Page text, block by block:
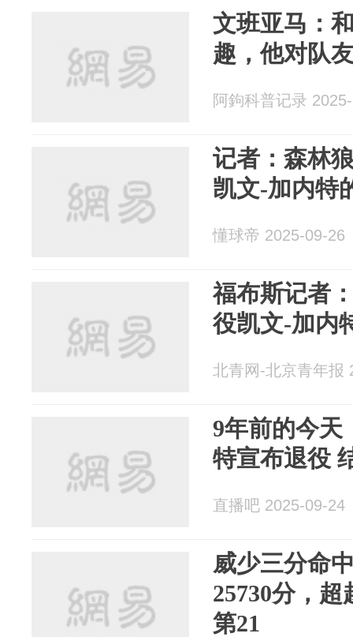
文班亚马：
趣，他对队
阿鉤科普记录
记者：森林
凯文-加内特
懂球帝 2025-09-26
福布斯记者
役凯文-加内
北青网-北京青年报
9年前的今天
特宣布退役
直播吧 2025-09-24
威少三分命
25730分，
第21